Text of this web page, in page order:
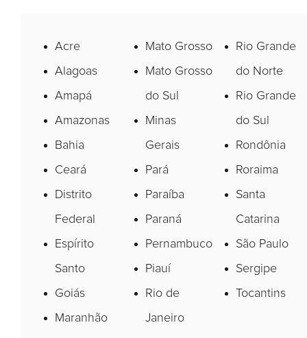
Acre
Alagoas
Amapá
Amazonas
Bahia
Ceará
Distrito
Federal
Espírito
Santo
Goiás
Maranhão
Mato Grosso
Mato Grosso
do Sul
Minas
Gerais
Pará
Paraíba
Paraná
Pernambuco
Piauí
Rio de
Janeiro
Rio Grande
do Norte
Rio Grande
do Sul
Rondônia
Roraima
Santa
Catarina
São Paulo
Sergipe
Tocantins